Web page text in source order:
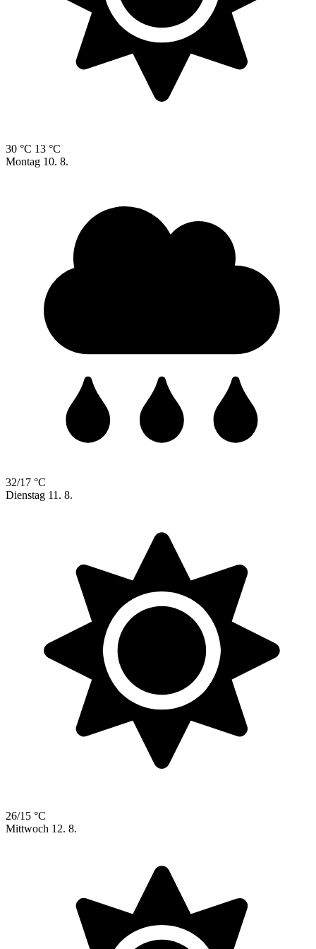
30 °C 13 °C
Montag 10. 8.
32/17 °C
Dienstag 11. 8.
26/15 °C
Mittwoch 12. 8.